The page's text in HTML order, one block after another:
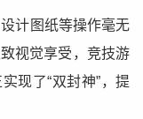
计图纸等操作毫无
视觉享受，竞技游
现了“双封神”，提